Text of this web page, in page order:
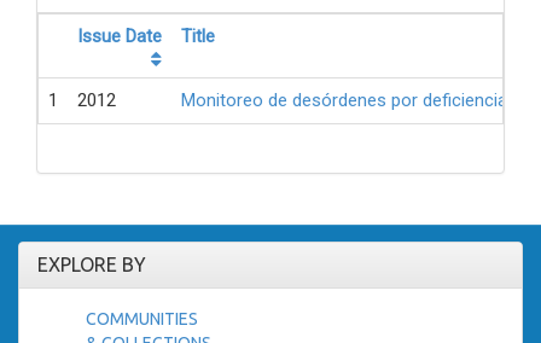
Issue Date Title
1 2012 Monitoreo de desórdenes por deficiencia
EXPLORE BY
COMMUNITIES